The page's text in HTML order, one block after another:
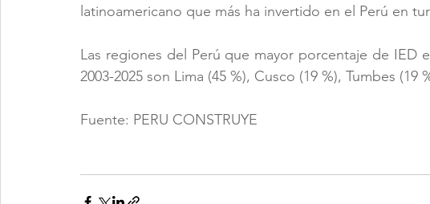
latinoamericano que más ha invertido en el Perú en
Las regiones del Perú que mayor porcentaje de IED
2003-2025 son Lima (45 %), Cusco (19 %), Tumbes (19
Fuente: PERU CONSTRUYE